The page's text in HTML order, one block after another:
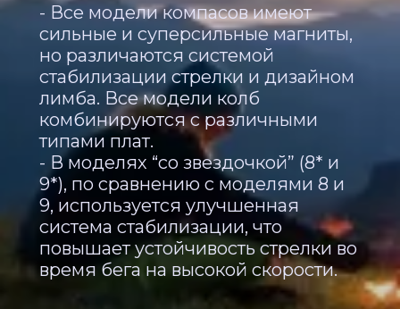
- Все модели компасов имеют
сильные и суперсильные магниты,
но различаются системой
стабилизации стрелки и дизайном
лимба. Все модели колб
комбинируются с различными
типами плат.
- В моделях “со звездочкой” (8* и
9*), по сравнению с моделями 8 и
9, используется улучшенная
система стабилизации, что
повышает устойчивость стрелки во
время бега на высокой скорости.